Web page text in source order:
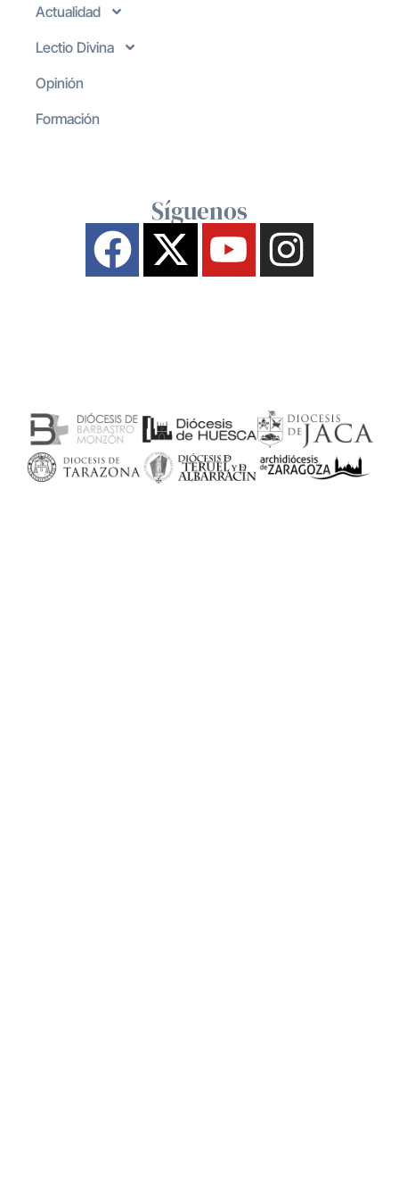
Actualidad
Lectio Divina
Opinión
Formación
Síguenos